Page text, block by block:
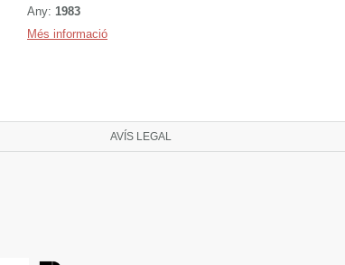
Any: 1983
Més informació
AVÍS LEGAL